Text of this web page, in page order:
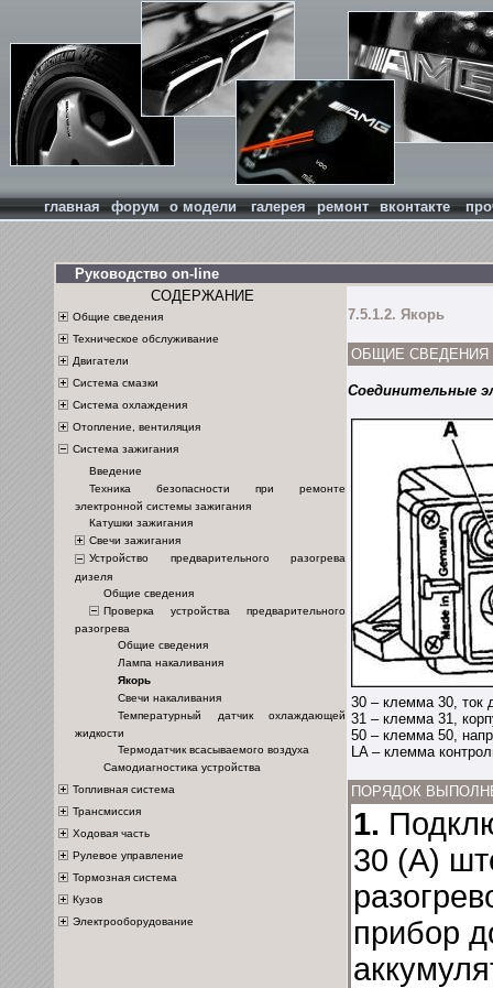
главная форум о модели галерея ремонт вконтакте
Руководство on-line
СОДЕРЖАНИЕ
Общие сведения
Техническое обслуживание
Двигатели
Система смазки
Система охлаждения
Отопление, вентиляция
Система зажигания
Введение
Техника безопасности при ремонте
электронной системы зажигания
Катушки зажигания
Свечи зажигания
Устройство предварительного разогрева
дизеля
Общие сведения
Проверка устройства предварительного
разогрева
Общие сведения
Лампа накаливания
Якорь
Свечи накаливания
Температурный датчик охлаждающей
жидкости
Термодатчик всасываемого воздуха
Самодиагностика устройства
Топливная система
Трансмиссия
Ходовая часть
Рулевое управление
Тормозная система
Кузов
Электрооборудование
7.5.1.2. Якорь
ОБЩИЕ СВЕДЕНИЯ
Соединительные
30 – клемма 30, ток
31 – клемма 31,
50 – клемма 50,
LA – клемма
ПОРЯДОК
1.
30 (А)
прибор